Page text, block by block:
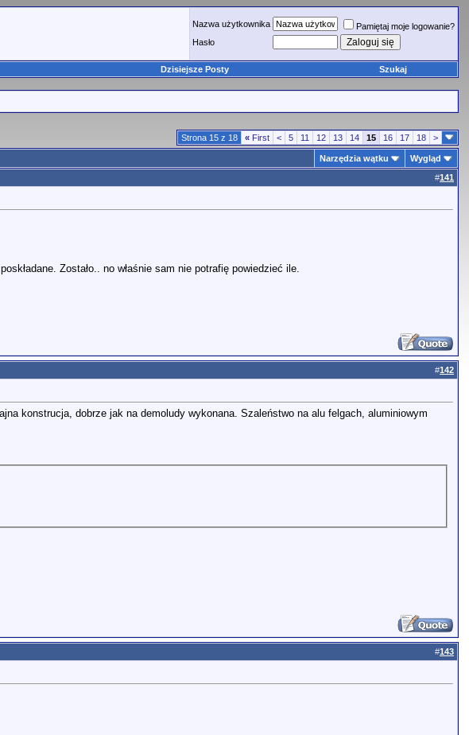
Nazwa użytkownika
Pamiętaj moje logowanie?
Hasło
Dzisiejsze Posty Szukaj
Strona 15 z 18 « First < 5 11 12 13 14 15 16 17 18 >
Narzędzia wątku
Wygląd
#141
Zostało.. no właśnie sam nie potrafię powiedzieć ile.
#142
konstrucja, dobrze jak na demoludy wykonana. Szaleństwo na alu felgach, aluminiowym
#143